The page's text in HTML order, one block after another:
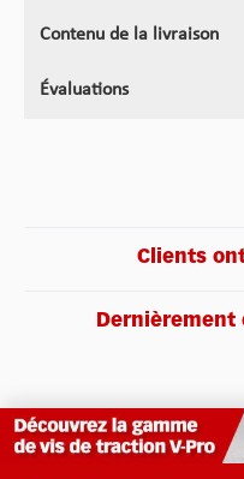
Contenu de la livraison
Évaluations
Clients
Dernièrement